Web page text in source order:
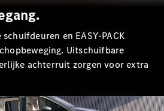
en EASY-PACK
Uitschuifbare
achterruit zorgen voor extra